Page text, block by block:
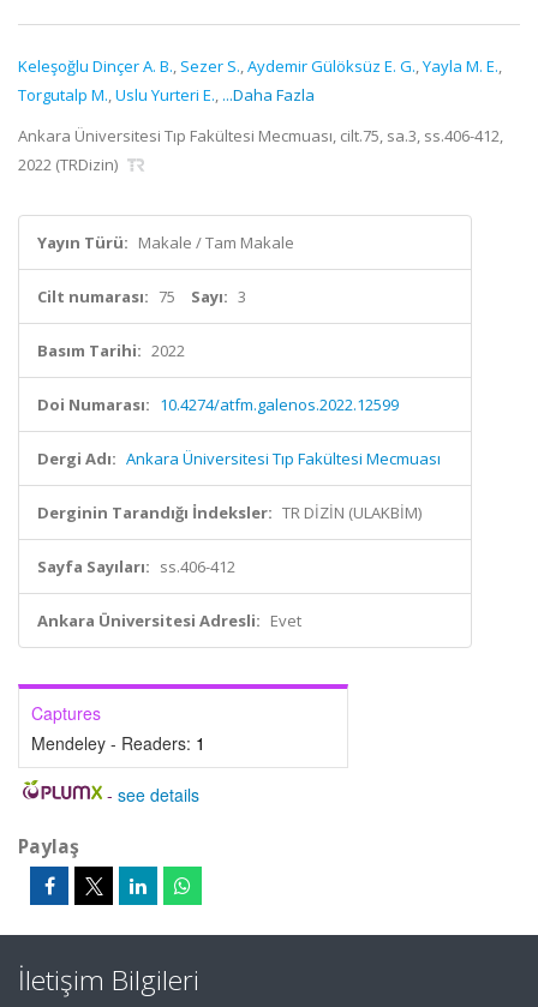
Keleşoğlu Dinçer A. B., Sezer S.,Aydemir Gülöksüz E. G.,Yayla M. E.,
Torgutalp M.,Uslu Yurteri E., ...Daha Fazla
Ankara Üniversitesi Tıp Fakültesi Mecmuası, cilt.75, sa.3, ss.406-412,
2022 (TRDizin)
Yayın Türü: Makale / Tam Makale
Cilt numarası: 75 Sayı: 3
Basım Tarihi: 2022
Doi Numarası: 10.4274/atfm.galenos.2022.12599
Dergi Adı: Ankara Üniversitesi Tıp Fakültesi Mecmuası
Derginin Tarandığı İndeksler: TR DİZİN (ULAKBİM)
Sayfa Sayıları: ss.406-412
Ankara Üniversitesi Adresli: Evet
Captures
Mendeley - Readers: 1
- see details
Paylaş
İletişim Bilgileri